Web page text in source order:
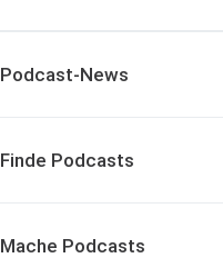
Podcast-News
Finde Podcasts
Mache Podcasts